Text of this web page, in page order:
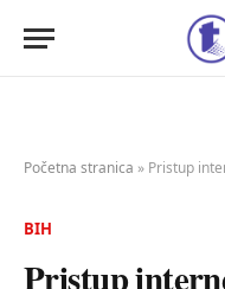
Početna stranica » Pristup
BIH
Pristup